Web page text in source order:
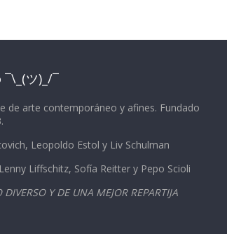
ツ)_/¯
de arte contemporáneo y afines. Fundado
Leopoldo Estol y Liv Schulman
Liffschitz, Sofía Reitter y Pepo Scioli
Y DE UNA MEJOR REPARTIJA